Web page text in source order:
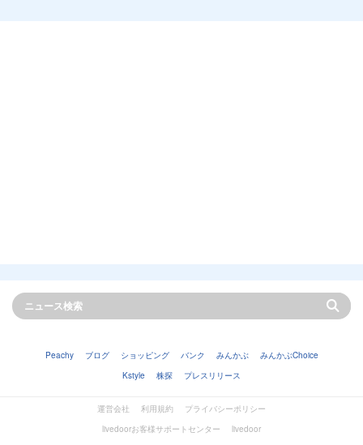
Peachy ブログ ショッピング バンク みんかぶ
みんかぶChoice
Kstyle
株探 プレスリリース
運営会社 利用規約
プライバシーポリシー
livedoorお客様サポートセンター
livedoor